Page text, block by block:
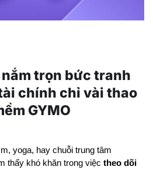
trọn bức tranh
chính chỉ vài thao
GYMO
yoga, hay chuỗi trung tâm
thấy khó khăn trong việc theo dõi